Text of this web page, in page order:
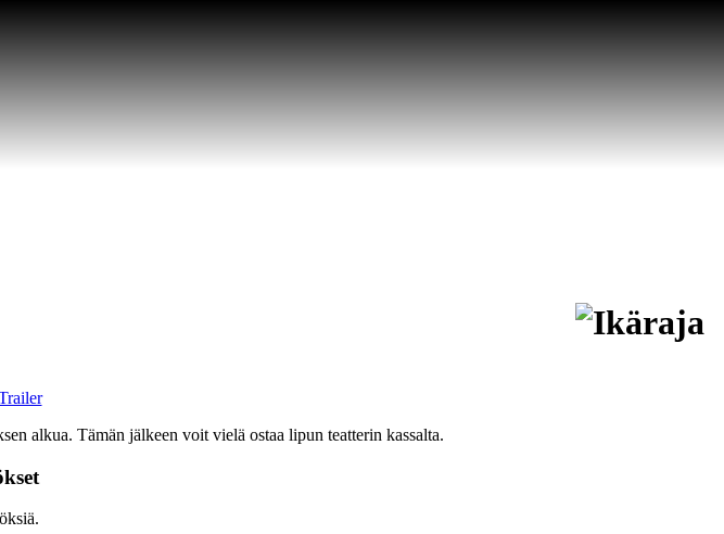
alkua. Tämän jälkeen voit vielä ostaa lipun teatterin kassalta.